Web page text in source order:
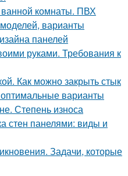
ванной комнаты. ПВХ
варианты
панелей
руками. Требования к
Как можно закрыть стык
варианты
Степень износа
стен панелями: виды и
Задачи, которые